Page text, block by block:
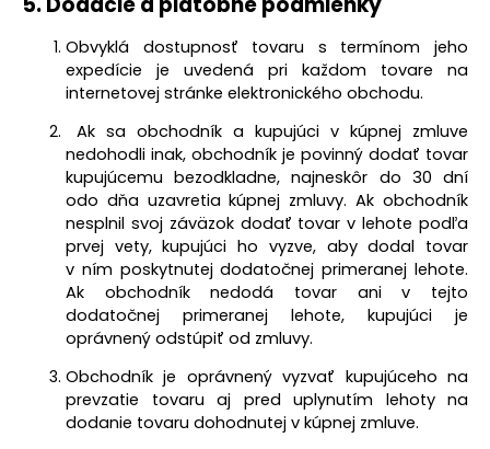
Obvyklá dostupnosť tovaru s termínom jeho
expedície je uvedená pri každom tovare na
internetovej stránke elektronického obchodu.
Ak sa obchodník a kupujúci v kúpnej zmluve
nedohodli inak, obchodník je povinný dodať tovar
kupujúcemu bezodkladne, najneskôr do 30 dní
odo dňa uzavretia kúpnej zmluvy. Ak obchodník
nesplnil svoj záväzok dodať tovar v lehote podľa
prvej vety, kupujúci ho vyzve, aby dodal tovar
v ním poskytnutej dodatočnej primeranej lehote.
Ak obchodník nedodá tovar ani v tejto
dodatočnej primeranej lehote, kupujúci je
oprávnený odstúpiť od zmluvy.
Obchodník je oprávnený vyzvať kupujúceho na
prevzatie tovaru aj pred uplynutím lehoty na
dodanie tovaru dohodnutej v kúpnej zmluve.